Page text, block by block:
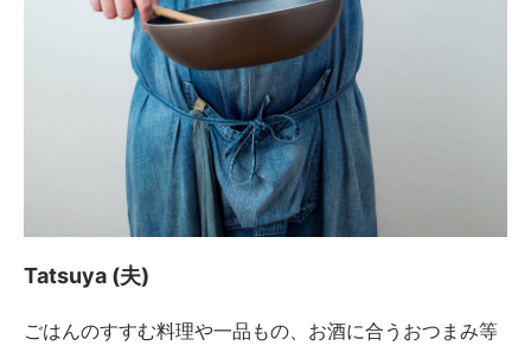
Tatsuya (夫)
ごはんのすすむ料理や一品もの、お酒に合うおつまみ等